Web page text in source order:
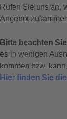
Rufen Sie uns an,
Angebot
Bitte beachten
es in wenigen
kommen bzw.
Hier finden Sie